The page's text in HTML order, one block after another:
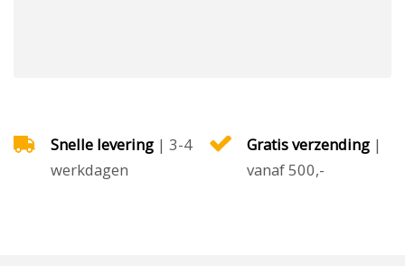
Snelle levering| 3-4
werkdagen
Gratis verzending|
vanaf 500,-